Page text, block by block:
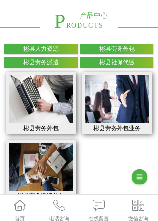
产品中心
P RODUCTS
彬县人力资源
彬县劳务外包
彬县劳务派遣
彬县社保代缴
彬县劳务外包 彬县劳务外包业务
彬县劳务派遣外包
首页 电话咨询 在线留言 微信咨询